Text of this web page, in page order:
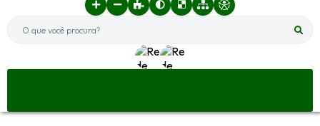
O que você procura?